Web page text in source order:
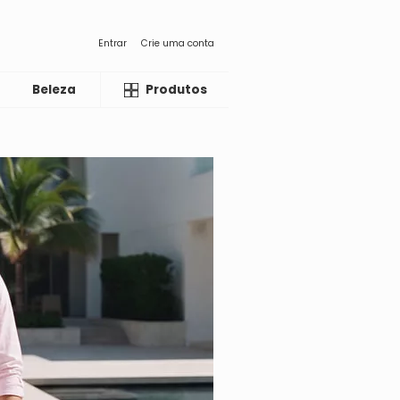
Entrar Crie uma conta
Beleza LiquidaProdutos